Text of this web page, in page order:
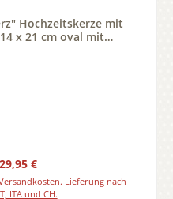
Hochzeitskerze mit
x 21 cm oval mit
Preis:
€
Lieferung nach
ITA und CH.